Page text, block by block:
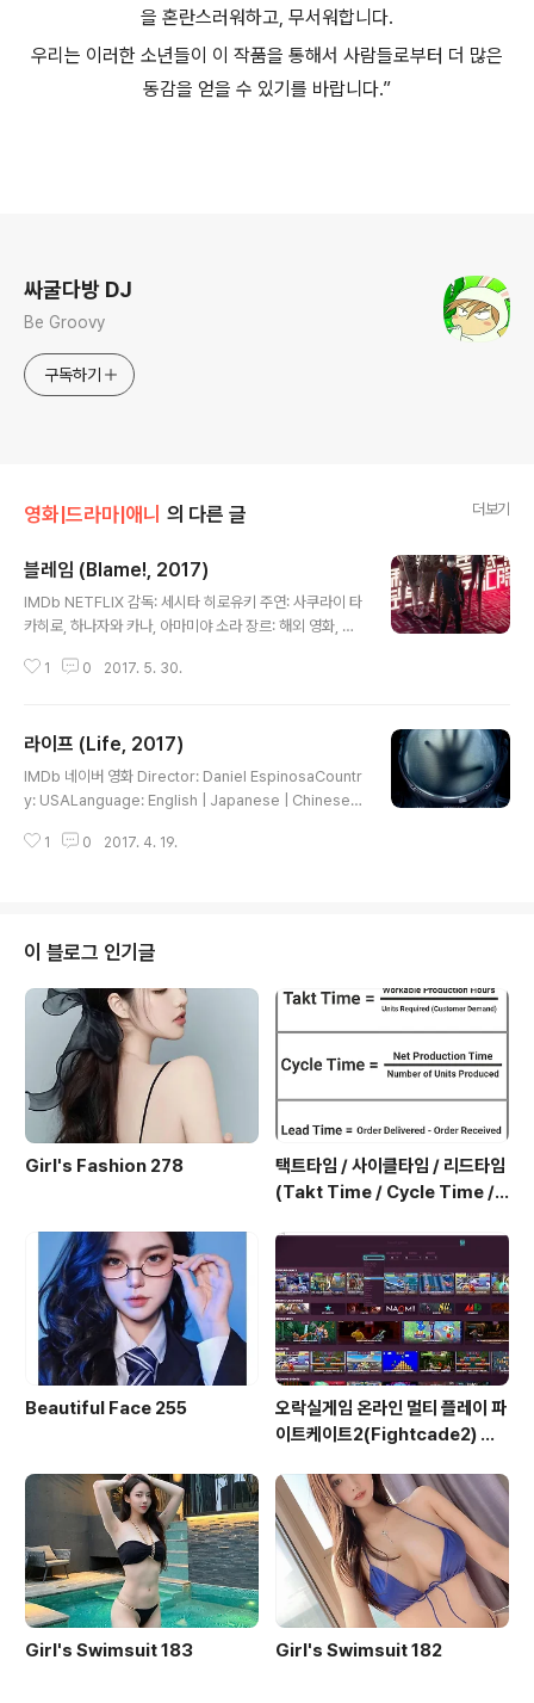
을 혼란스러워하고, 무서워합니다.
우리는 이러한 소년들이 이 작품을 통해서 사람들로부터 더 많은
동감을 얻을 수 있기를 바랍니다.”
싸굴다방 DJ
Be Groovy
구독하기
영화|드라마|애니 의 다른 글 더보기
블레임 (Blame!, 2017)
IMDb NETFLIX 감독: 세시타 히로유키 주연: 사쿠라이 타
카히로, 하나자와 카나, 아마미야 소라 장르: 해외 영화, 일
여시간 : 1시간 46분 원작자 니헤이 츠토무는 사이버펑크
세기말의 미래. 주인공은 통제 불능의 위험한 구조물로 뒤
덮인 세상에서 멸종 직전의 인류를 구할 수 있는 넷 단말 유
전자를 보유한 인간을 찾아 나선다. 가상세계인 넷스피어
있다. 본래 넷스피어에 백신역할을 하는 세이프가드는 넷
1 0 2017. 5. 30.
라이프 (Life, 2017)
IMDb 네이버 영화 Director: Daniel EspinosaCountr
y: USALanguage: English | Japanese | ChineseR
하고 위험한 발견,6인의 우주인들이 우주에서 판도라의 상
가장 위험한 존재가 된다. 순식간에 인류를 위협하는 지능
과 능력을 지닌 존재로 진화한 생명체 70억 인류를 구하기
위해 6인의 우주인은 결국 목숨을 건 선택의 기로에 놓이
게 된다.
1 0 2017. 4. 19.
이 블로그 인기글
Girl's Fashion 278
택트타임 / 사이클타임 / 리드타임
(Takt Time / Cycle Time / L
Beautiful Face 255
오락실게임 온라인 멀티 플레이 파
이트케이트2(Fightcade2) 설
Girl's Swimsuit 183 Girl's Swimsuit 182